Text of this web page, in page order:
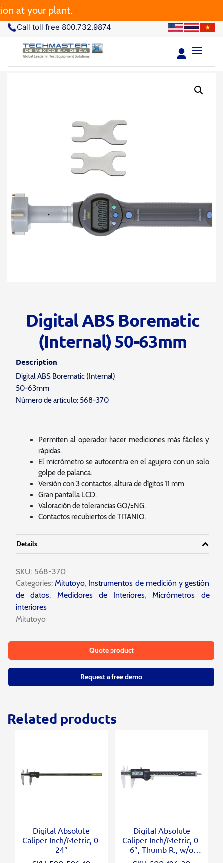
at your plant.
Call toll free 800.732.9874
Digital ABS Borematic
(Internal) 50-63mm
Description
Digital ABS Borematic (Internal)
50-63mm
Número de artículo: 568-370
Permiten al operador hacer mediciones más fáciles y
rápidas.
El micrómetro se autocentra en el agujero con un solo
golpe de palanca.
Versión con 3 contactos, altura de dígitos 11 mm
Gran pantalla LCD.
Valoración de tolerancias GO/±NG.
Contactos recubiertos de TITANIO.
Details
SKU: 568-370
Categories:Mitutoyo, Instrumentos de medición y gestión
de datos, Medidores de Interiores,Micrómetros de
interiores
Mitutoyo
Quote product
Request a free demo
Related products
Digital Absolute
Caliper Inch/Metric, 0-
24″
Digital Absolute
Caliper Inch/Metric, 0-
6″, Thumb R., w/o